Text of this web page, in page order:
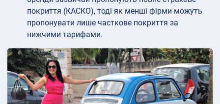
покриття (КАСКО), тоді як менші фірми можуть
пропонувати лише часткове покриття за
нижчими тарифами.